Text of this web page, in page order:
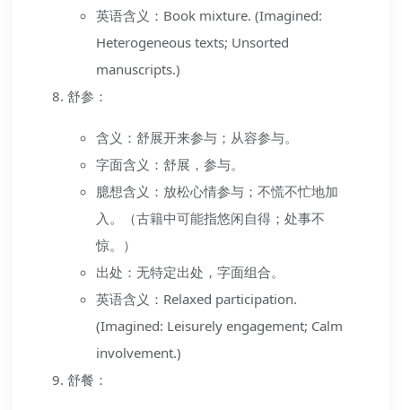
英语含义：Book mixture. (Imagined:
Heterogeneous texts; Unsorted
manuscripts.)
舒参：
含义：舒展开来参与；从容参与。
字面含义：舒展，参与。
臆想含义：放松心情参与；不慌不忙地加
入。（古籍中可能指悠闲自得；处事不
惊。）
出处：无特定出处，字面组合。
英语含义：Relaxed participation.
(Imagined: Leisurely engagement; Calm
involvement.)
舒餐：